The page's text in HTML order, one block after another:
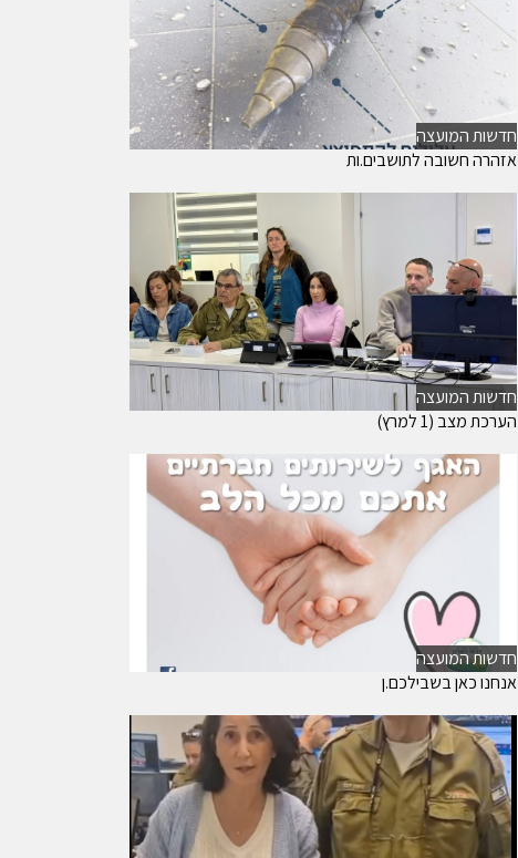
חדשות המועצה
אזהרה חשובה לתושבים.ות
חדשות המועצה
הערכת מצב (1 למרץ)
חדשות המועצה
אנחנו כאן בשבילכם.ן